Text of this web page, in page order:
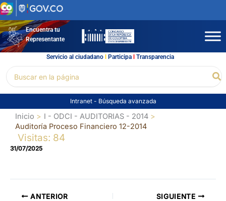
Ir
al
contenidoEncuentra tu
Representante
Servicio al ciudadano l Participal Transparencia
por:
Intranet - Búsqueda avanzada
Inicio
I - ODCI - AUDITORIAS - 2014
Auditoría Proceso Financiero 12-2014
Visitas: 84
31/07/2025
ANTERIOR SIGUIENTE